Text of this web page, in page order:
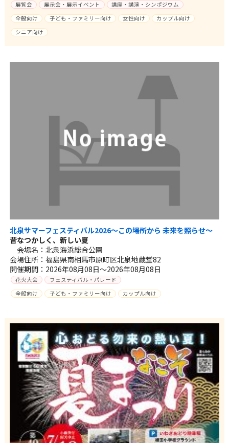
展覧会 展示会・展示イベント
講座・講演・シンポジウム
全般向け
子ども・ファミリー向け 女性向け
カップル向け
シニア向け
北泉サマーフェスティバル2026～この場所から 未来を照らせ～
昔なつかしく、新しい夏
会場名：北泉海浜総合公園
会場住所：福島県南相馬市原町区北泉地蔵堂82
開催期間：2026年08月08日～2026年08月08日
花火大会
フェスティバル・パレード
全般向け
子ども・ファミリー向け カップル向け